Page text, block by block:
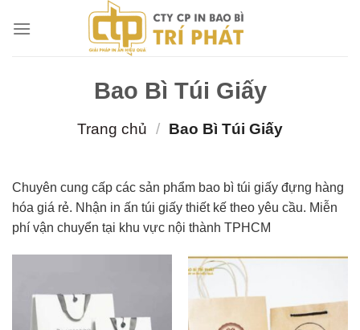
đến
Bao Bì Túi Giấy
Trang chủ / Bao Bì Túi Giấy
Chuyên cung cấp các sản phẩm bao bì túi giấy đựng hàng
hóa giá rẻ. Nhận in ấn túi giấy thiết kế theo yêu cầu. Miễn
phí vận chuyển tại khu vực nội thành TPHCM